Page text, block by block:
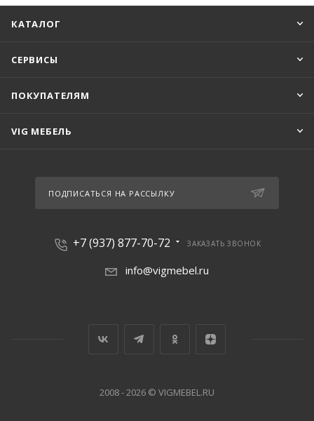
КАТАЛОГ
СЕРВИСЫ
ПОКУПАТЕЛЯМ
VIG МЕБЕЛЬ
ПОДПИСАТЬСЯ НА РАССЫЛКУ
+7 (937) 877-70-72 ЗАКАЗАТЬ ЗВОНОК
info@vigmebel.ru
2008 - 2026 © VIGMEBEL.RU